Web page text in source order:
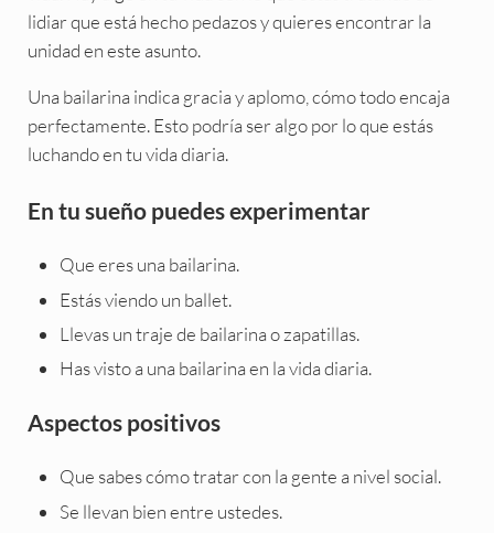
lidiar que está hecho pedazos y quieres encontrar la
unidad en este asunto.
Una bailarina indica gracia y aplomo, cómo todo encaja
perfectamente. Esto podría ser algo por lo que estás
luchando en tu vida diaria.
En tu sueño puedes experimentar
Que eres una bailarina.
Estás viendo un ballet.
Llevas un traje de bailarina o zapatillas.
Has visto a una bailarina en la vida diaria.
Aspectos positivos
Que sabes cómo tratar con la gente a nivel social.
Se llevan bien entre ustedes.